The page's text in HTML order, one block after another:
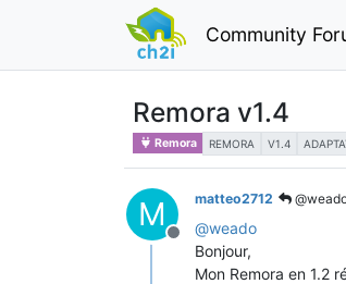
Community
Remora v1.4
Remora REMORA V1.4
M
Offline
matteo2712
@weado
Bonjour,
Mon Remora en 1.2